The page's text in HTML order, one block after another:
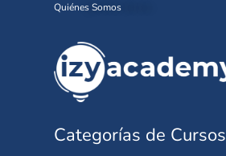
Quiénes Somos
Categorías de Cursos